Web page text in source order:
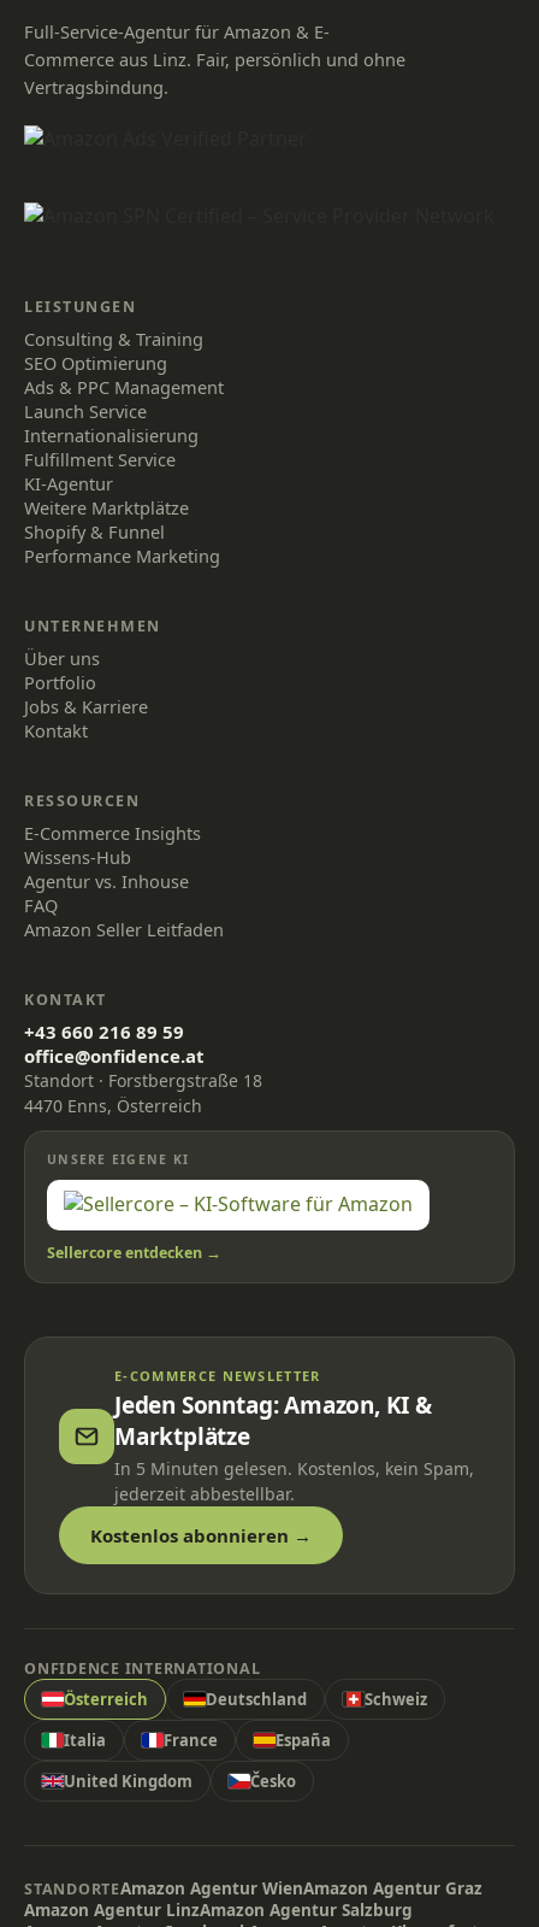
Full-Service-Agentur für Amazon & E-
Commerce aus Linz. Fair, persönlich und ohne
Vertragsbindung.
LEISTUNGEN
Consulting & Training
SEO Optimierung
Ads & PPC Management
Launch Service
Internationalisierung
Fulfillment Service
KI-Agentur
Weitere Marktplätze
Shopify & Funnel
Performance Marketing
UNTERNEHMEN
Über uns
Portfolio
Jobs & Karriere
Kontakt
RESSOURCEN
E-Commerce Insights
Wissens-Hub
Agentur vs. Inhouse
FAQ
Amazon Seller Leitfaden
KONTAKT
+43 660 216 89 59
office@onfidence.at
Standort · Forstbergstraße 18
4470 Enns, Österreich
UNSERE EIGENE KI
Sellercore entdecken →
E-COMMERCE NEWSLETTER
Jeden Sonntag: Amazon, KI &
Marktplätze
In 5 Minuten gelesen. Kostenlos, kein Spam,
jederzeit abbestellbar.
Kostenlos abonnieren →
ONFIDENCE INTERNATIONAL
Österreich Deutschland
Schweiz
Italia
France
España
United Kingdom
Česko
STANDORTEAmazon Agentur WienAmazon Agentur Graz
Amazon Agentur LinzAmazon Agentur Salzburg